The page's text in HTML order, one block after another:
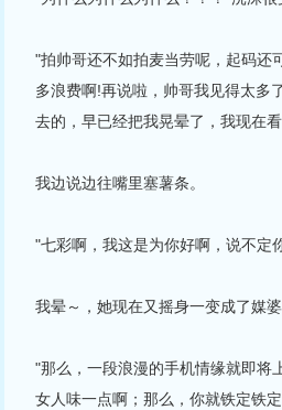
"拍帅哥还不如拍麦当劳呢，起码还
多浪费啊!再说啦，帅哥我见得太多
去的，早已经把我晃晕了，我现在
我边说边往嘴里塞薯条。
"七彩啊，我这是为你好啊，说不定
我晕～，她现在又摇身一变成了媒
"那么，一段浪漫的手机情缘就即将
女人味一点啊；那么，你就铁定铁